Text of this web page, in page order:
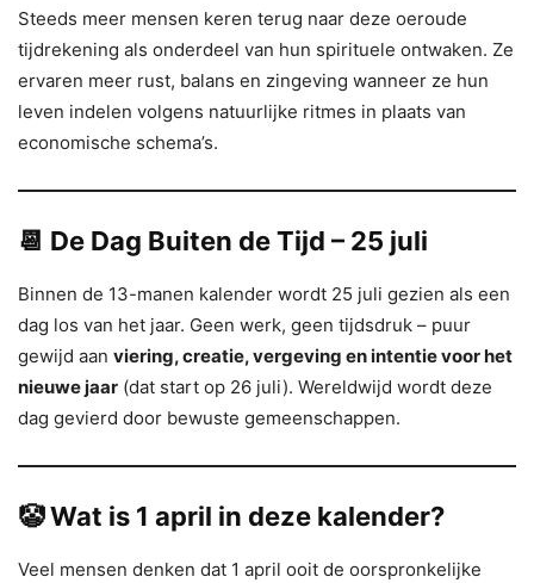
Steeds meer mensen keren terug naar deze oeroude
tijdrekening als onderdeel van hun spirituele ontwaken. Ze
ervaren meer rust, balans en zingeving wanneer ze hun
leven indelen volgens natuurlijke ritmes in plaats van
economische schema’s.
📆 De Dag Buiten de Tijd – 25 juli
Binnen de 13-manen kalender wordt 25 juli gezien als een
dag los van het jaar. Geen werk, geen tijdsdruk – puur
gewijd aan viering, creatie, vergeving en intentie voor het
nieuwe jaar (dat start op 26 juli). Wereldwijd wordt deze
dag gevierd door bewuste gemeenschappen.
🤡 Wat is 1 april in deze kalender?
Veel mensen denken dat 1 april ooit de oorspronkelijke